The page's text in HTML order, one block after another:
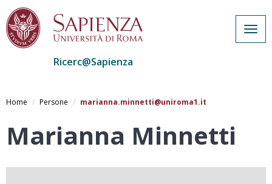
al
Ricerc@Sapienza
Home Persone marianna.minnetti@uniroma1.it
Marianna Minnetti